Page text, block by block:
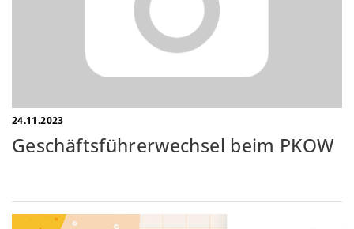
24.11.2023
Geschäftsführerwechsel beim PKOW